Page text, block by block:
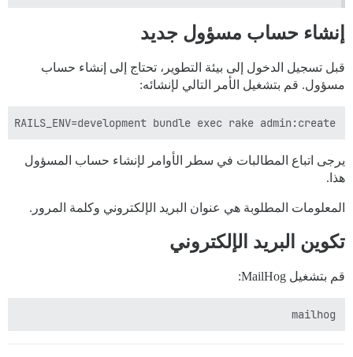
إنشاء حساب مسؤول جديد
قبل تسجيل الدخول إلى بيئة التطوير، تحتاج إلى إنشاء حساب
مسؤول. قم بتشغيل الأمر التالي لإنشائه:
RAILS_ENV=development bundle exec rake admin:create
يرجى اتباع المطالبات في سطر الأوامر لإنشاء حساب المسؤول
هذا.
المعلومات المطلوبة هي عنوان البريد الإلكتروني وكلمة المرور.
تكوين البريد الإلكتروني
قم بتشغيل MailHog:
mailhog